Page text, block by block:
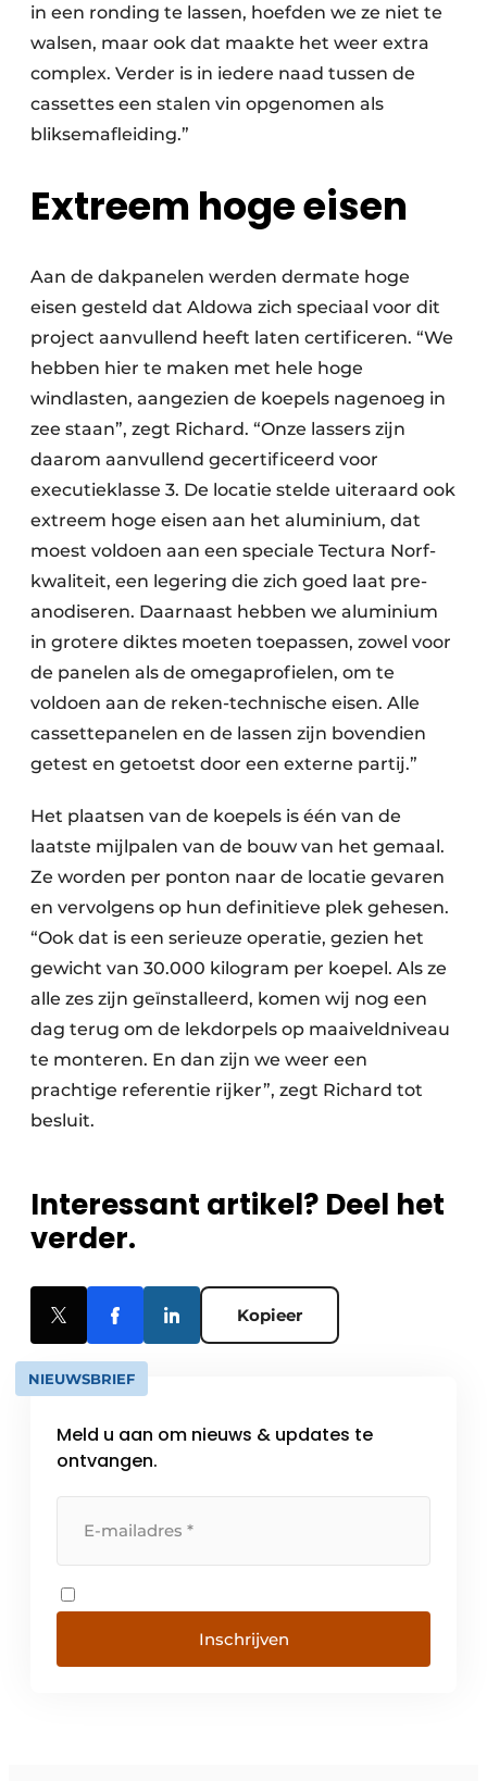
in een ronding te lassen, hoefden we ze niet te
walsen, maar ook dat maakte het weer extra
complex. Verder is in iedere naad tussen de
cassettes een stalen vin opgenomen als
bliksemafleiding.”
Extreem hoge eisen
Aan de dakpanelen werden dermate hoge
eisen gesteld dat Aldowa zich speciaal voor dit
project aanvullend heeft laten certificeren. “We
hebben hier te maken met hele hoge
windlasten, aangezien de koepels nagenoeg in
zee staan”, zegt Richard. “Onze lassers zijn
daarom aanvullend gecertificeerd voor
executieklasse 3. De locatie stelde uiteraard ook
extreem hoge eisen aan het aluminium, dat
moest voldoen aan een speciale Tectura Norf-
kwaliteit, een legering die zich goed laat pre-
anodiseren. Daarnaast hebben we aluminium
in grotere diktes moeten toepassen, zowel voor
de panelen als de omegaprofielen, om te
voldoen aan de reken-technische eisen. Alle
cassettepanelen en de lassen zijn bovendien
getest en getoetst door een externe partij.”
Het plaatsen van de koepels is één van de
laatste mijlpalen van de bouw van het gemaal.
Ze worden per ponton naar de locatie gevaren
en vervolgens op hun definitieve plek gehesen.
“Ook dat is een serieuze operatie, gezien het
gewicht van 30.000 kilogram per koepel. Als ze
alle zes zijn geïnstalleerd, komen wij nog een
dag terug om de lekdorpels op maaiveldniveau
te monteren. En dan zijn we weer een
prachtige referentie rijker”, zegt Richard tot
besluit.
Interessant artikel? Deel het
verder.
Kopieer
NIEUWSBRIEF
Meld u aan om nieuws & updates te
ontvangen.
Inschrijven